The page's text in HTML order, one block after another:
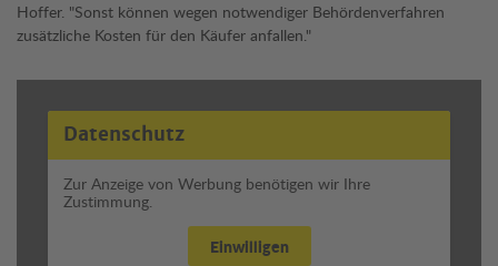
Hoffer. "Sonst können wegen notwendiger Behördenverfahren
zusätzliche Kosten für den Käufer anfallen."
Datenschutz
Zur Anzeige von Werbung benötigen wir Ihre
Zustimmung.
Einwilligen